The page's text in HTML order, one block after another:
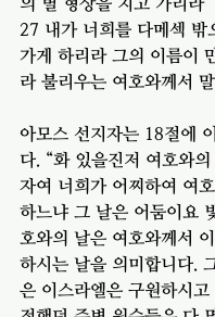
27 내가 너희를 다메섹 밖
가게 하리라 그의 이름이
라 불리우는 여호와께서
아모스 선지자는 18절에
다. “화 있을진저 여호와
자여 너희가 어찌하여 여
하느냐 그 날은 어둠이요
호와의 날은 여호와께서
하시는 날을 의미합니다.
은 이스라엘은 구원하시고